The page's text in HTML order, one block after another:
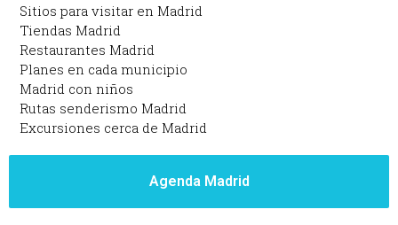
Sitios para visitar en Madrid
Tiendas Madrid
Restaurantes Madrid
Planes en cada municipio
Madrid con niños
Rutas senderismo Madrid
Excursiones cerca de Madrid
Agenda Madrid